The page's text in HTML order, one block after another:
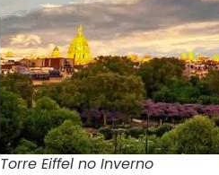
Torre Eiffel no Inverno